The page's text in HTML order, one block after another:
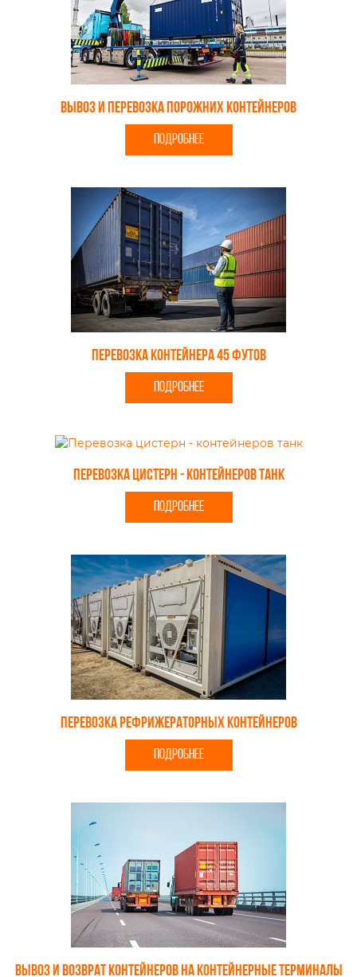
Вывоз и перевозка порожних контейнеров
ПОДРОБНЕЕ
Перевозка контейнера 45 футов
ПОДРОБНЕЕ
Перевозка цистерн - контейнеров танк
ПОДРОБНЕЕ
Перевозка рефрижераторных контейнеров
ПОДРОБНЕЕ
Вывоз и возврат контейнеров на контейнерные терминалы